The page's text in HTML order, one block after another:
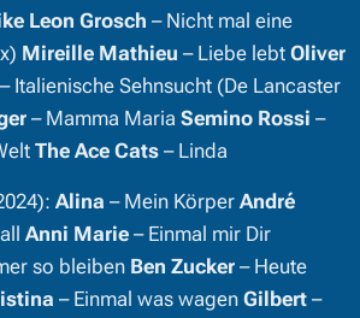
Leon Grosch – Nicht mal eine
Mireille Mathieu – Liebe lebt Oliver
– Italienische Sehnsucht (De Lancaster
– Mamma Maria Semino Rossi –
The Ace Cats – Linda
Alina – Mein Körper André
Anni Marie – Einmal mir Dir
so bleiben Ben Zucker – Heute
– Einmal was wagen Gilbert –